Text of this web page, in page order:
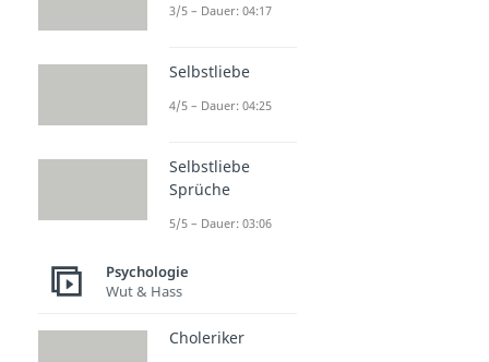
3/5 – Dauer: 04:17
Selbstliebe
4/5 – Dauer: 04:25
Selbstliebe
Sprüche
5/5 – Dauer: 03:06
Psychologie
Wut & Hass
Choleriker